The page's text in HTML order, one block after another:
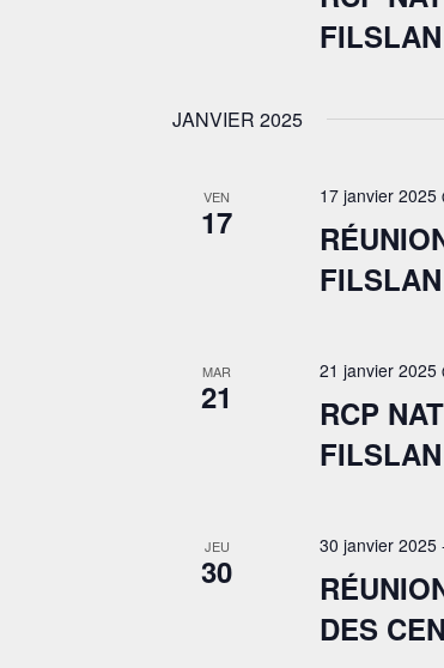
FILSLAN
JANVIER 2025
VEN
17
17 janvier 2025
FILSLAN
MAR
21
21 janvier 2025
RCP
FILSLAN
JEU
30
30 janvier 2025
DES